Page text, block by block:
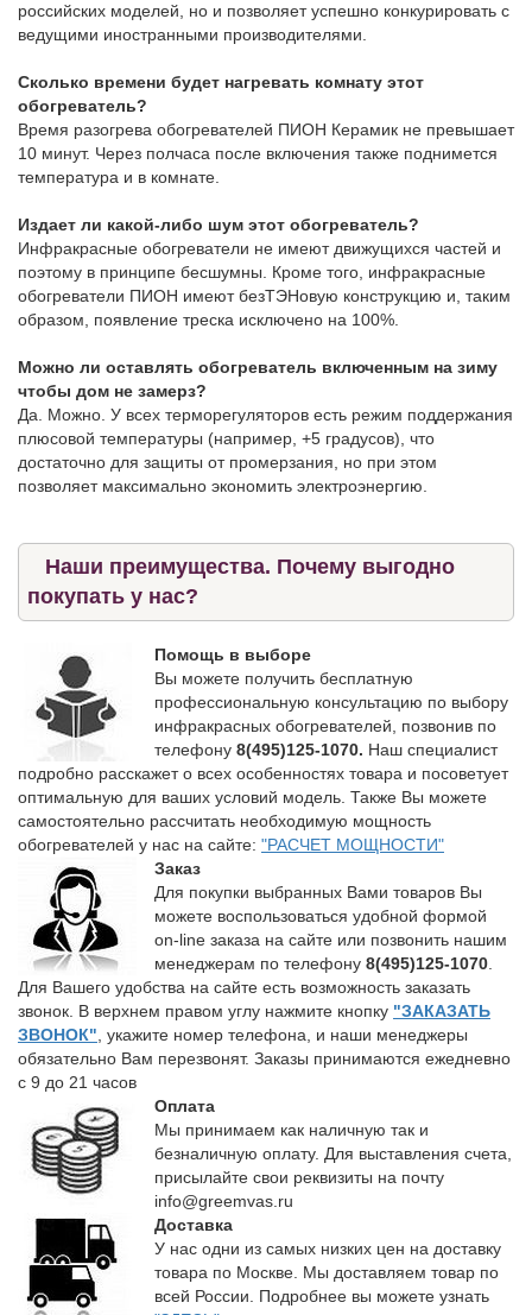
российских моделей, но и позволяет успешно конкурировать с
ведущими иностранными производителями.
Сколько времени будет нагревать комнату этот
обогреватель?
Время разогрева обогревателей ПИОН Керамик не превышает
10 минут. Через полчаса после включения также поднимется
температура и в комнате.
Издает ли какой-либо шум этот обогреватель?
Инфракрасные обогреватели не имеют движущихся частей и
поэтому в принципе бесшумны. Кроме того, инфракрасные
обогреватели ПИОН имеют безТЭНовую конструкцию и, таким
образом, появление треска исключено на 100%.
Можно ли оставлять обогреватель включенным на зиму
чтобы дом не замерз?
Да. Можно. У всех терморегуляторов есть режим поддержания
плюсовой температуры (например, +5 градусов), что
достаточно для защиты от промерзания, но при этом
позволяет максимально экономить электроэнергию.
Наши преимущества. Почему выгодно
покупать у нас?
Помощь в выборе
Вы можете получить бесплатную
профессиональную консультацию по выбору
инфракрасных обогревателей, позвонив по
телефону 8(495)125-1070. Наш специалист
подробно расскажет о всех особенностях товара и посоветует
оптимальную для ваших условий модель. Также Вы можете
самостоятельно рассчитать необходимую мощность
обогревателей у нас на сайте: "РАСЧЕТ МОЩНОСТИ"
Заказ
Для покупки выбранных Вами товаров Вы
можете воспользоваться удобной формой
on-line заказа на сайте или позвонить нашим
менеджерам по телефону 8(495)125-1070.
Для Вашего удобства на сайте есть возможность заказать
звонок. В верхнем правом углу нажмите кнопку "ЗАКАЗАТЬ
ЗВОНОК", укажите номер телефона, и наши менеджеры
обязательно Вам перезвонят. Заказы принимаются ежедневно
с 9 до 21 часов
Оплата
Мы принимаем как наличную так и
безналичную оплату. Для выставления счета,
присылайте свои реквизиты на почту
info@greemvas.ru
Доставка
У нас одни из самых низких цен на доставку
товара по Москве. Мы доставляем товар по
всей России. Подробнее вы можете узнать